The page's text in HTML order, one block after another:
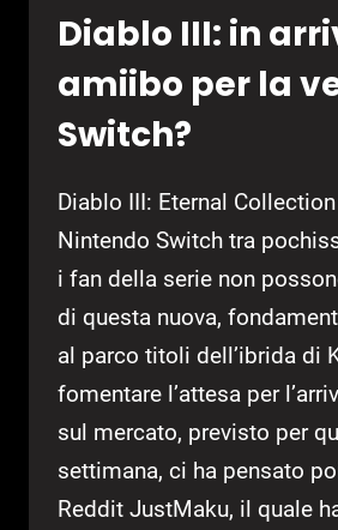
Diablo III: in
amiibo per la
Switch?
Diablo III: Eternal
Nintendo Switch tra
i fan della serie non
di questa nuova,
al parco titoli dell’ibrida di
fomentare l’attesa per
sul mercato, previsto per
settimana, ci ha pensato
Reddit JustMaku, il quale